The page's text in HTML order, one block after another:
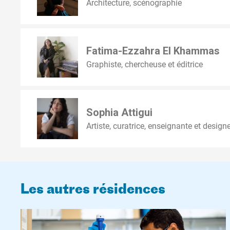
Architecture, scénographie
Fatima-Ezzahra El Khammas
Graphiste, chercheuse et éditrice
Sophia Attigui
Artiste, curatrice, enseignante et
Les autres résidences